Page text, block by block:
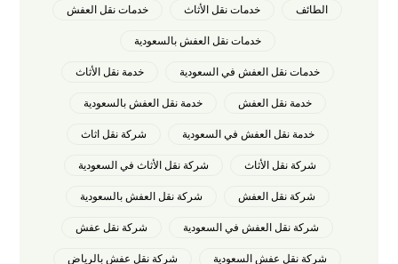
الطائف خدمات نقل الأثاث خدمات نقل العفش
خدمات نقل العفش بالسعودية
خدمات نقل العفش في السعودية خدمة نقل الأثاث
خدمة نقل العفش خدمة نقل العفش بالسعودية
خدمة نقل العفش في السعودية شركة نقل اثاث
شركة نقل الأثاث شركة نقل الأثاث في السعودية
شركة نقل العفش شركة نقل العفش بالسعودية
شركة نقل العفش في السعودية شركة نقل عفش
شركة نقل عفش السعودية شركة نقل عفش بالرياض